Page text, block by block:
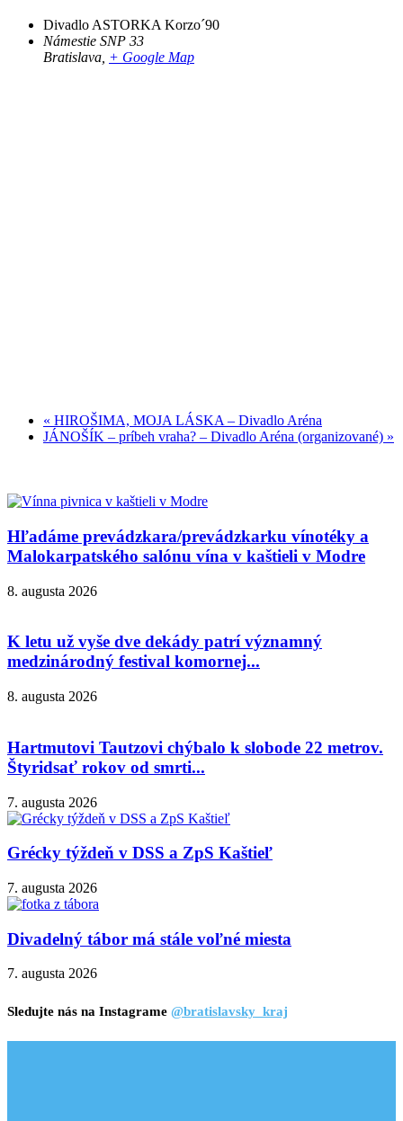
Divadlo ASTORKA Korzo´90
Námestie SNP 33
Bratislava + Google Map
« HIROŠIMA, MOJA LÁSKA – Divadlo Aréna
JÁNOŠÍK – príbeh vraha? – Divadlo Aréna (organizované) »
Hľadáme prevádzkara/prevádzkarku vínotéky a
Malokarpatského salónu vína v kaštieli v Modre
8. augusta 2026
K letu už vyše dve dekády patrí významný
medzinárodný festival komornej...
8. augusta 2026
Hartmutovi Tautzovi chýbalo k slobode 22 metrov.
Štyridsať rokov od smrti...
7. augusta 2026
Grécky týždeň v DSS a ZpS Kaštieľ
7. augusta 2026
Divadelný tábor má stále voľné miesta
7. augusta 2026
Sledujte nás na Instagrame @bratislavsky_kraj